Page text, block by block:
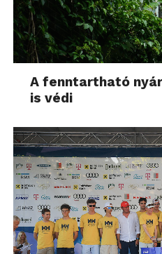
A fenntartható
is védi